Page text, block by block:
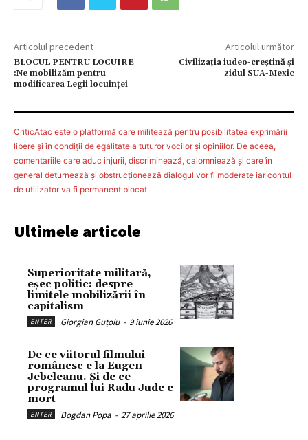
Articolul precedent
BLOCUL PENTRU LOCUIRE
:Ne mobilizăm pentru
modificarea Legii locuinței
Articolul următor
Civilizația iudeo-creștină și
zidul SUA-Mexic
CriticAtac este o platformă care militează pentru posibilitatea exprimării
libere şi în condiţii de egalitate a tuturor vocilor şi opiniilor. De aceea,
comentariile care aduc injurii, discriminează, calomniează şi care în
general deturnează şi obstrucţionează dialogul vor fi moderate iar contul
de utilizator va fi permanent blocat.
Ultimele articole
Superioritate militară,
eșec politic: despre
limitele mobilizării în
capitalism
ENTER Giorgian Guțoiu - 9 iunie 2026
De ce viitorul filmului
românesc e la Eugen
Jebeleanu. Și de ce
programul lui Radu Jude e
mort
ENTER Bogdan Popa - 27 aprilie 2026